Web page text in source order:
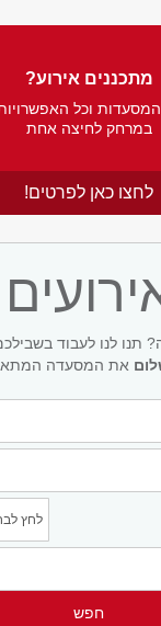
מתכננים אירוע?
וכל
במרחק לחיצה אחת
לחצו כאן לפרטים!
תנו לנו לעבוד
את המסעדה